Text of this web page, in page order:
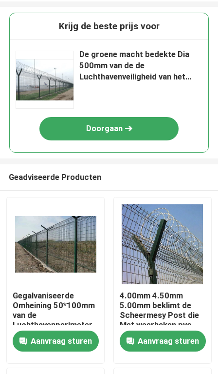
Krijg de beste prijs voor
De groene macht bedekte Dia
500mm van de de
Luchthavenveiligheid van het
Doorgaan
Geadviseerde Producten
Gegalvaniseerde
Omheining 50*100mm
van de
Luchthavenperimeter
50*150mm Gateny
Postomheining
Aanvraag sturen
4.00mm 4.50mm
5.00mm beklimt de
Scheermesy Post die
Met weerhaken pvc
Met een laag bedekte
Anti schermen
Aanvraag sturen